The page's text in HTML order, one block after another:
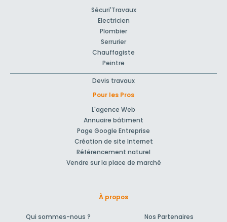
Sécuri'Travaux
Electricien
Plombier
Serrurier
Chauffagiste
Peintre
Devis travaux
Pour les Pros
L'agence Web
Annuaire bâtiment
Page Google Entreprise
Création de site Internet
Référencement naturel
Vendre sur la place de marché
À propos
Qui sommes-nous ?
Nos Partenaires